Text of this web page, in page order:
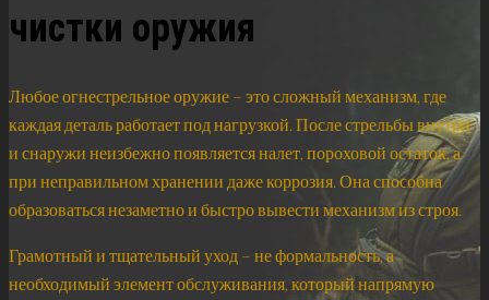
чистки оружия
Любое огнестрельное оружие – это сложный механизм, где
каждая деталь работает под нагрузкой. После стрельбы внутри
и снаружи неизбежно появляется налет, пороховой остаток, а
при неправильном хранении даже коррозия. Она способна
образоваться незаметно и быстро вывести механизм из строя.
Грамотный и тщательный уход – не формальность, а
необходимый элемент обслуживания, который напрямую